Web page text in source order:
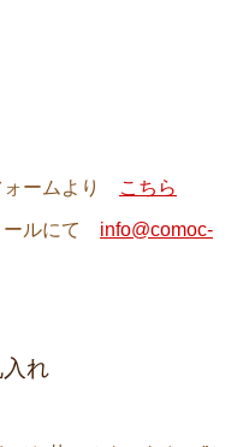
ォームより こちら
ールにて info@comoc-
れ